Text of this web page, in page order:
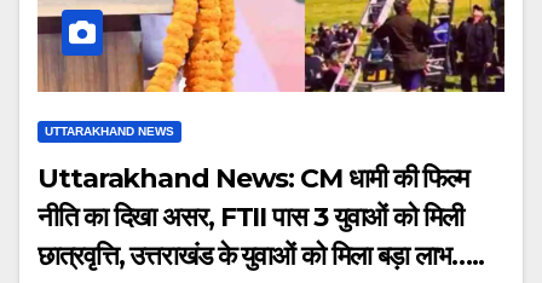
UTTARAKHAND NEWS
Uttarakhand News: CM धामी की फिल्म
नीति का दिखा असर, FTII पास 3 युवाओं को मिली
छात्रवृत्ति, उत्तराखंड के युवाओं को मिला बड़ा लाभ…..